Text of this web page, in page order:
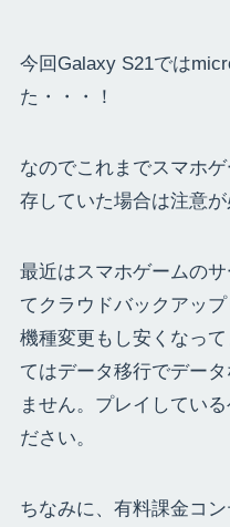
今回Galaxy S21では
た・・・！
なのでこれまでスマホ
存していた場合は注意が
最近はスマホゲームの
てクラウドバックアッ
機種変更もし安くなっ
てはデータ移行でデー
ません。プレイしてい
ださい。
ちなみに、有料課金コ